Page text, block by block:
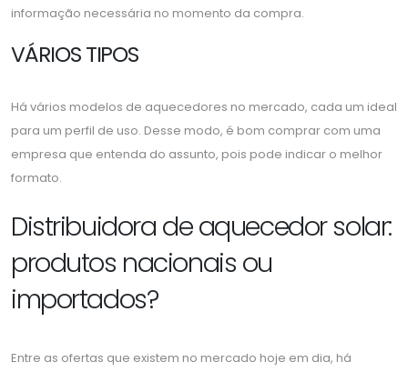
informação necessária no momento da compra.
VÁRIOS TIPOS
Há vários modelos de aquecedores no mercado, cada um ideal
para um perfil de uso. Desse modo, é bom comprar com uma
empresa que entenda do assunto, pois pode indicar o melhor
formato.
Distribuidora de aquecedor solar:
produtos nacionais ou
importados?
Entre as ofertas que existem no mercado hoje em dia, há